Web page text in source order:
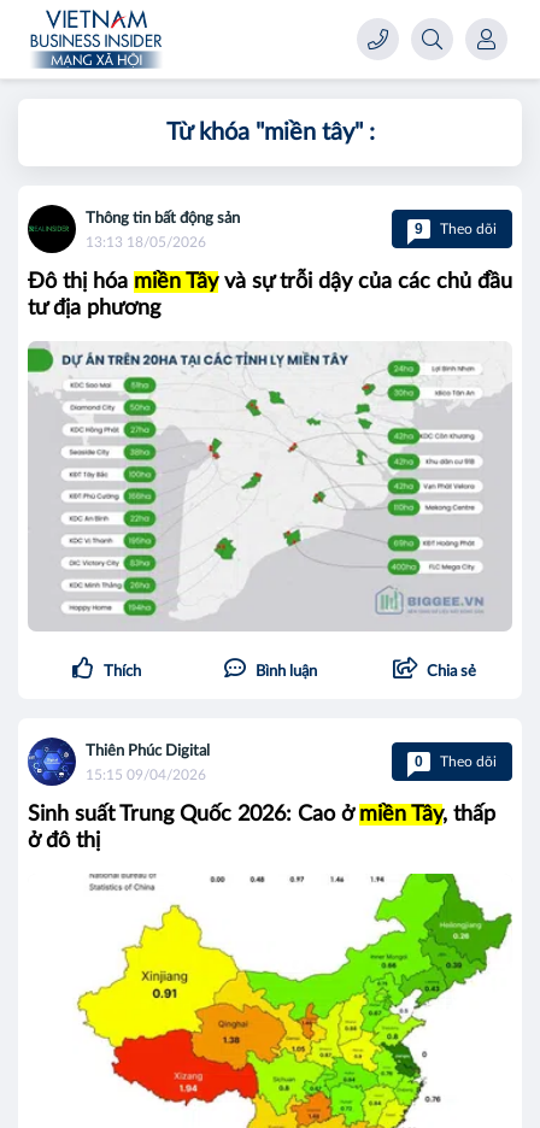
Từ khóa "miền tây" :
Thông tin bất động sản
13:13 18/05/2026
9 Theo dõi
Đô thị hóa miền Tâyvà sự trỗi dậy của các chủ đầu
tư địa phương
Thích Bình luận Chia sẻ
Thiên Phúc Digital
15:15 09/04/2026
0 Theo dõi
Sinh suất Trung Quốc 2026: Cao ở miền Tây, thấp
ở đô thị